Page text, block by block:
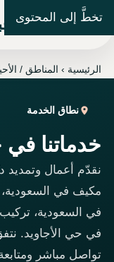
تخطَّ إلى المحتوى
شركة
الرئيسية ›المناطق /
نطاق الخدمة
خدماتنا في
نقدّم أعمال
مكيف في
في السعودية،
في حي الأجاويد.
تواصل مباشر ومتابعة